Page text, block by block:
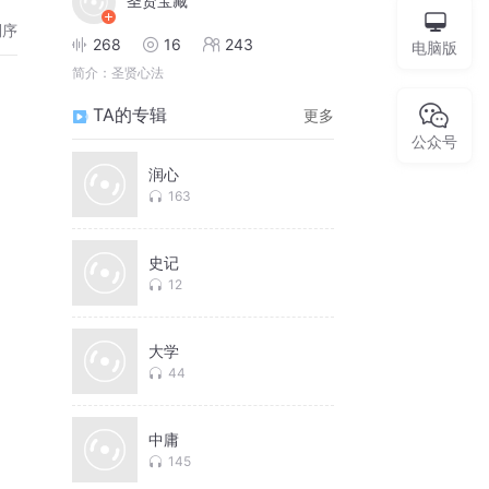
268 16 243
简介： 圣贤心法
TA的专辑 更多
润心
163
史记
12
大学
44
中庸
145
电脑版
公众号